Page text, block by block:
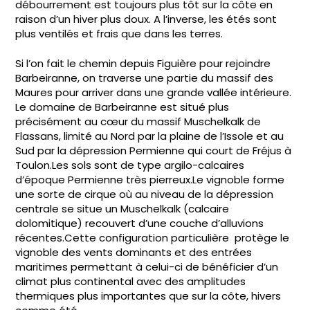
débourrement est toujours plus tôt sur la côte en
raison d’un hiver plus doux. A l’inverse, les étés sont
plus ventilés et frais que dans les terres.
Si l’on fait le chemin depuis Figuière pour rejoindre
Barbeiranne, on traverse une partie du massif des
Maures pour arriver dans une grande vallée intérieure.
Le domaine de Barbeiranne est situé plus
précisément au cœur du massif Muschelkalk de
Flassans, limité au Nord par la plaine de l’Issole et au
Sud par la dépression Permienne qui court de Fréjus à
Toulon.Les sols sont de type argilo-calcaires
d’époque Permienne très pierreux.Le vignoble forme
une sorte de cirque où au niveau de la dépression
centrale se situe un Muschelkalk (calcaire
dolomitique) recouvert d’une couche d’alluvions
récentes.Cette configuration particulière protège le
vignoble des vents dominants et des entrées
maritimes permettant à celui-ci de bénéficier d’un
climat plus continental avec des amplitudes
thermiques plus importantes que sur la côte, hivers